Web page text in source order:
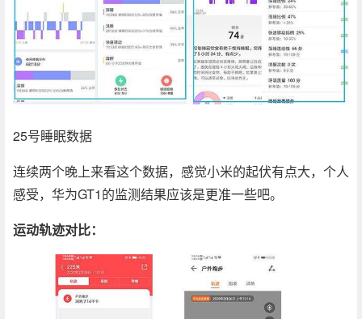
25号睡眠数据
连续两个晚上来看这个数据，感觉小米的起伏有点大，个人
感受，华为GT1的监测结果应该是更准一些吧。
运动轨迹对比：